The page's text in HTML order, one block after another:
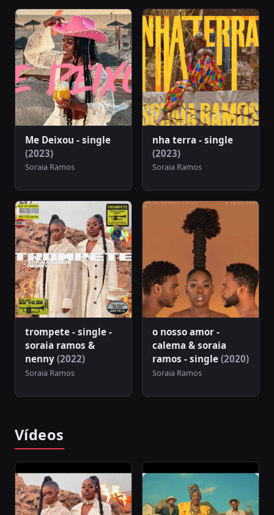
Me Deixou - single
(2023)
Soraia Ramos
nha terra - single
(2023)
Soraia Ramos
trompete - single -
soraia ramos &
nenny (2022)
Soraia Ramos
o nosso amor -
calema & soraia
ramos - single (2020)
Soraia Ramos
Vídeos